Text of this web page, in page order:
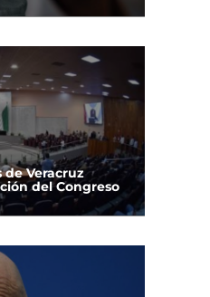
de Veracruz
del Congreso